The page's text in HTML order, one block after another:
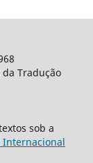
da Tradução
sob a
Internacional